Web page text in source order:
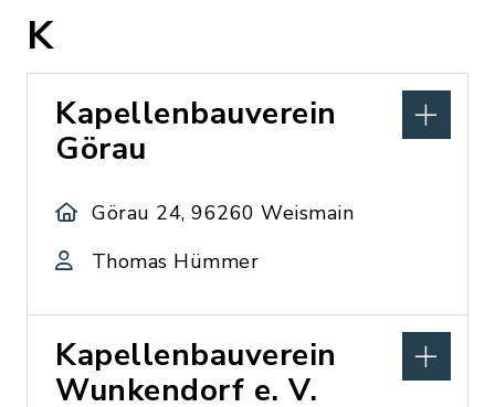
K
Kapellenbauverein
Görau
Görau 24, 96260 Weismain
Thomas Hümmer
Kapellenbauverein
Wunkendorf e. V.